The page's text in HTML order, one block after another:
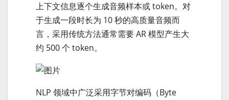
上下文信息逐个生成音频样本或 token。对
于生成一段时长为 10 秒的高质量音频而
言，采用传统方法通常需要 AR 模型产生大
约 500 个 token。
NLP 领域中广泛采用字节对编码（Byte